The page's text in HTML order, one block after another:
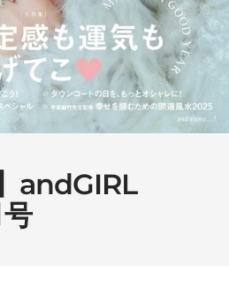
andGIRL